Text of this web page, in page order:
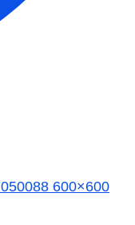
600×600